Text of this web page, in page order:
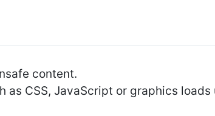
content.
as CSS, JavaScript or graphics